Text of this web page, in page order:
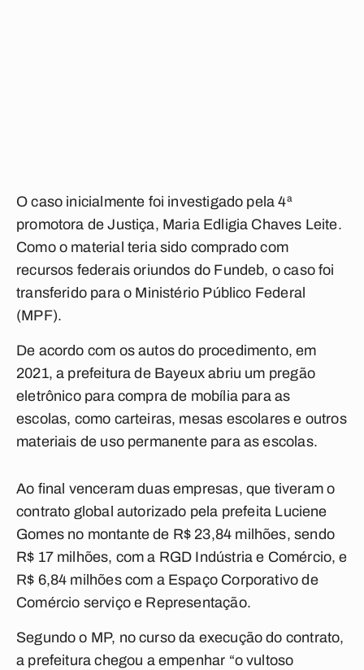
O caso inicialmente foi investigado pela 4ª
promotora de Justiça, Maria Edligia Chaves Leite.
Como o material teria sido comprado com
recursos federais oriundos do Fundeb, o caso foi
transferido para o Ministério Público Federal
(MPF).
De acordo com os autos do procedimento, em
2021, a prefeitura de Bayeux abriu um pregão
eletrônico para compra de mobília para as
escolas, como carteiras, mesas escolares e outros
materiais de uso permanente para as escolas.
Ao final venceram duas empresas, que tiveram o
contrato global autorizado pela prefeita Luciene
Gomes no montante de R$ 23,84 milhões, sendo
R$ 17 milhões, com a RGD Indústria e Comércio, e
R$ 6,84 milhões com a Espaço Corporativo de
Comércio serviço e Representação.
Segundo o MP, no curso da execução do contrato,
a prefeitura chegou a empenhar “o vultoso